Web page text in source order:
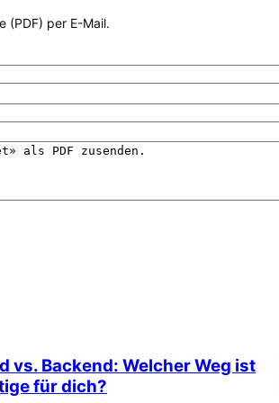
(PDF) per E-Mail.
vs. Backend: Welcher Weg ist
für dich?